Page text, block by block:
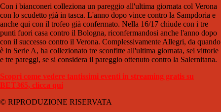
Con i bianconeri colleziona un pareggio all'ultima giornata col Verona
con lo scudetto già in tasca. L'anno dopo vince contro la Sampdoria e
anche qui con il trofeo già confermato. Nella 16/17 chiude con i tre
punti fuori casa contro il Bologna, riconfermandosi anche l'anno dopo
con il successo contro il Verona. Complessivamente Allegri, da quando
è in Serie A, ha collezionato tre sconfitte all'ultima giornata, sei vittorie
e tre pareggi, se si considera il pareggio ottenuto contro la Salernitana.
Scopri come vedere tantissimi eventi in streaming gratis su
BET365, clicca qui
© RIPRODUZIONE RISERVATA